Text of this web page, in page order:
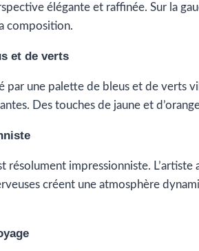
élégante et raffinée. Sur la
composition.
et de verts
par une palette de bleus et de verts
Des touches de jaune et
résolument impressionniste.
créent une atmosphère